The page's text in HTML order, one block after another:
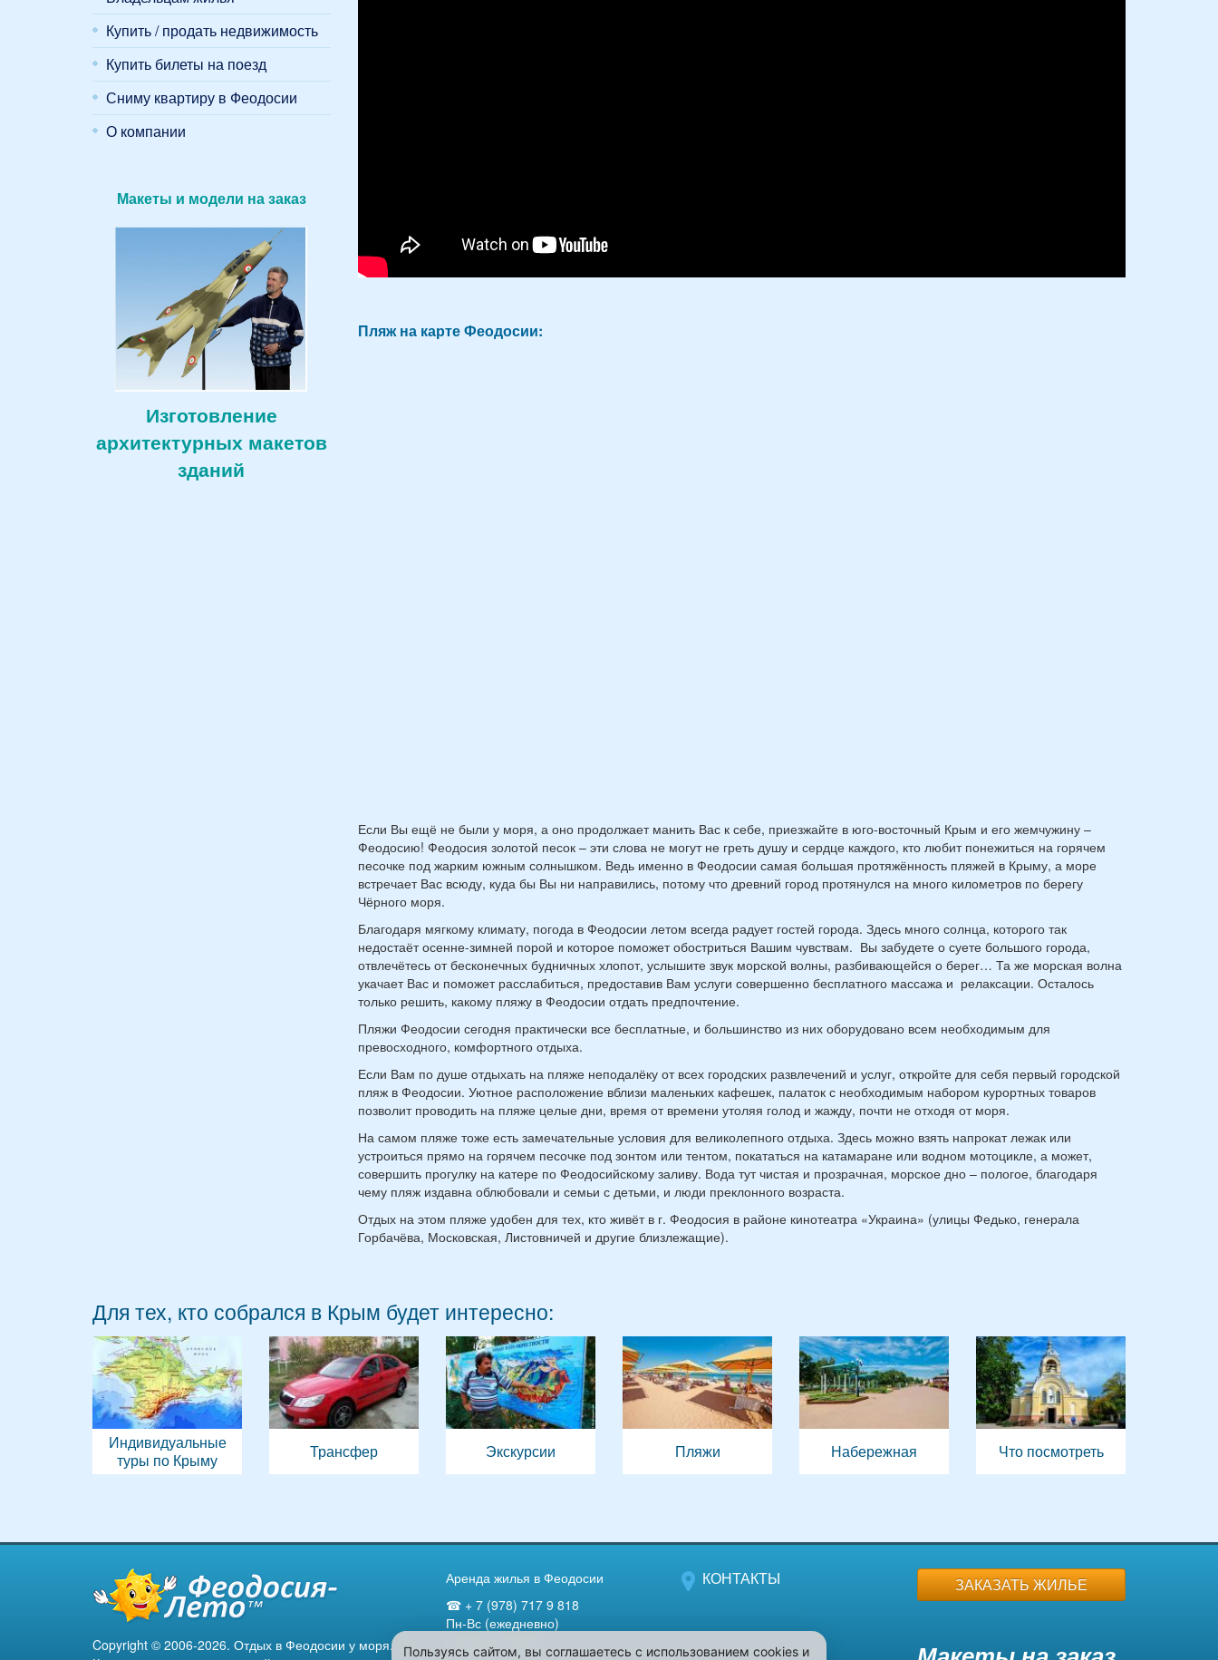
Купить / продать недвижимость
Купить билеты на поезд
Сниму квартиру в Феодосии
О компании
Макеты и модели на заказ
Изготовление
архитектурных макетов
зданий
Пляж на карте Феодосии:
Если Вы ещё не были у моря, а оно продолжает манить Вас к себе, приезжайте в юго-восточный Крым и его жемчужину –
Феодосию! Феодосия золотой песок – эти слова не могут не греть душу и сердце каждого, кто любит понежиться на горячем
песочке под жарким южным солнышком. Ведь именно в Феодосии самая большая протяжённость пляжей в Крыму, а море
встречает Вас всюду, куда бы Вы ни направились, потому что древний город протянулся на много километров по берегу
Чёрного моря.
Благодаря мягкому климату, погода в Феодосии летом всегда радует гостей города. Здесь много солнца, которого так
недостаёт осенне-зимней порой и которое поможет обостриться Вашим чувствам. Вы забудете о суете большого города,
отвлечётесь от бесконечных будничных хлопот, услышите звук морской волны, разбивающейся о берег… Та же морская волна
укачает Вас и поможет расслабиться, предоставив Вам услуги совершенно бесплатного массажа и релаксации. Осталось
только решить, какому пляжу в Феодосии отдать предпочтение.
Пляжи Феодосии сегодня практически все бесплатные, и большинство из них оборудовано всем необходимым для
превосходного, комфортного отдыха.
Если Вам по душе отдыхать на пляже неподалёку от всех городских развлечений и услуг, откройте для себя первый городской
пляж в Феодосии. Уютное расположение вблизи маленьких кафешек, палаток с необходимым набором курортных товаров
позволит проводить на пляже целые дни, время от времени утоляя голод и жажду, почти не отходя от моря.
На самом пляже тоже есть замечательные условия для великолепного отдыха. Здесь можно взять напрокат лежак или
устроиться прямо на горячем песочке под зонтом или тентом, покататься на катамаране или водном мотоцикле, а может,
совершить прогулку на катере по Феодосийскому заливу. Вода тут чистая и прозрачная, морское дно – пологое, благодаря
чему пляж издавна облюбовали и семьи с детьми, и люди преклонного возраста.
Отдых на этом пляже удобен для тех, кто живёт в г. Феодосия в районе кинотеатра «Украина» (улицы Федько, генерала
Горбачёва, Московская, Листовничей и другие близлежащие).
Для тех, кто собрался в Крым будет интересно:
Индивидуальные
туры по Крыму
Трансфер Экскурсии Пляжи Набережная Что посмотреть
Copyright © 2006-2026. Отдых в Феодосии у моря.
Аренда жилья в Феодосии
☎ + 7 (978) 717 9 818
Пн-Вс (ежедневно)
КОНТАКТЫ ЗАКАЗАТЬ ЖИЛЬЕ
Пользуясь сайтом, вы соглашаетесь с использованием cookies и